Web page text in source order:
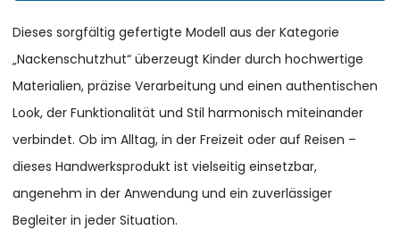
Dieses sorgfältig gefertigte Modell aus der Kategorie
„Nackenschutzhut“ überzeugt Kinder durch hochwertige
Materialien, präzise Verarbeitung und einen authentischen
Look, der Funktionalität und Stil harmonisch miteinander
verbindet. Ob im Alltag, in der Freizeit oder auf Reisen –
dieses Handwerksprodukt ist vielseitig einsetzbar,
angenehm in der Anwendung und ein zuverlässiger
Begleiter in jeder Situation.